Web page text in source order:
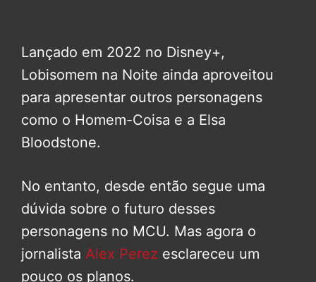
Lançado em 2022 no Disney+,
Lobisomem na Noite ainda aproveitou
para apresentar outros personagens
como o Homem-Coisa e a Elsa
Bloodstone.
No entanto, desde então segue uma
dúvida sobre o futuro desses
personagens no MCU. Mas agora o
jornalista Alex Perez esclareceu um
pouco os planos.